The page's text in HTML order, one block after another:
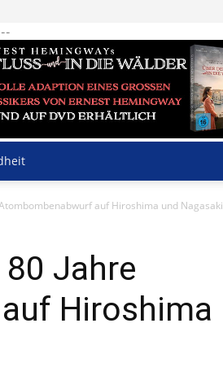
--
auf Hiroshima und Nagasaki
Jahre
Hiroshima